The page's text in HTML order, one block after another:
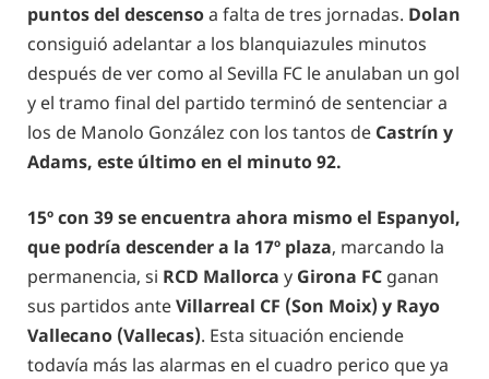
puntos del descensoa falta de tres jornadas. Dolan
consiguió adelantar a los blanquiazules minutos
después de ver como al Sevilla FC le anulaban un gol
y el tramo final del partido terminó de sentenciar a
los de Manolo González con los tantos de Castrín y
Adams, este último en el minuto 92.
15º con 39 se encuentra ahora mismo el Espanyol,
que podría descender a la 17º plaza, marcando la
permanencia, si RCD Mallorca y Girona FC ganan
sus partidos anteVillarreal CF (Son Moix) y Rayo
Vallecano (Vallecas). Esta situación enciende
todavía más las alarmas en el cuadro perico que ya